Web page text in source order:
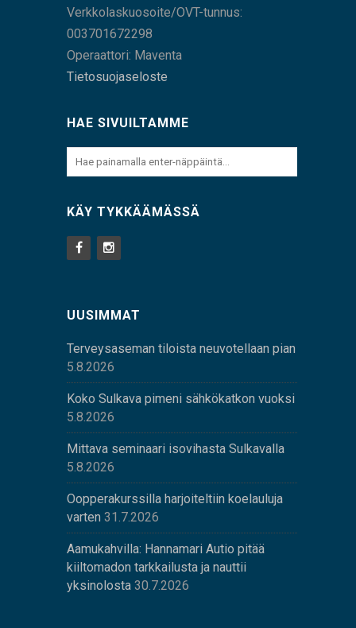
Verkkolaskuosoite/OVT-tunnus:
003701672298
Operaattori: Maventa
Tietosuojaseloste
HAE SIVUILTAMME
KÄY TYKKÄÄMÄSSÄ
UUSIMMAT
Terveysaseman tiloista neuvotellaan pian
5.8.2026
Koko Sulkava pimeni sähkökatkon vuoksi
5.8.2026
Mittava seminaari isovihasta Sulkavalla
5.8.2026
Oopperakurssilla harjoiteltiin koelauluja
varten 31.7.2026
Aamukahvilla: Hannamari Autio pitää
kiiltomadon tarkkailusta ja nauttii
yksinolosta 30.7.2026